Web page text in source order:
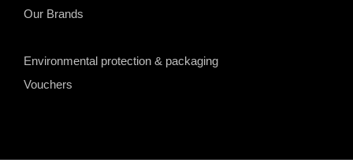
Our Brands
Environmental protection & packaging
Vouchers